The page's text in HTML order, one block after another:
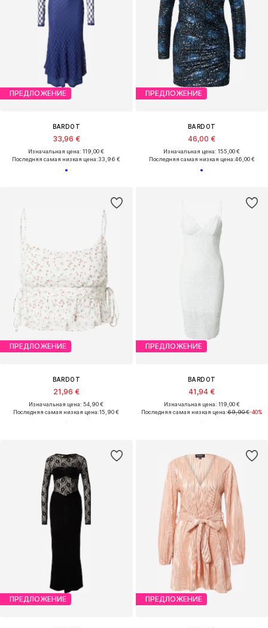
ПРЕДЛОЖЕНИЕ
BARDOT
33,96 €
Изначальная цена: 119,00 €
Последняя самая низкая цена:33,96 €
ПРЕДЛОЖЕНИЕ
BARDOT
46,00 €
Изначальная цена: 155,00 €
Последняя самая низкая цена:46,00 €
ПРЕДЛОЖЕНИЕ
BARDOT
21,96 €
Изначальная цена: 54,90 €
Последняя самая низкая цена:15,90 €
ПРЕДЛОЖЕНИЕ
BARDOT
41,94 €
Изначальная цена: 119,00 €
Последняя самая низкая цена:69,90 €-40%
ПРЕДЛОЖЕНИЕ ПРЕДЛОЖЕНИЕ